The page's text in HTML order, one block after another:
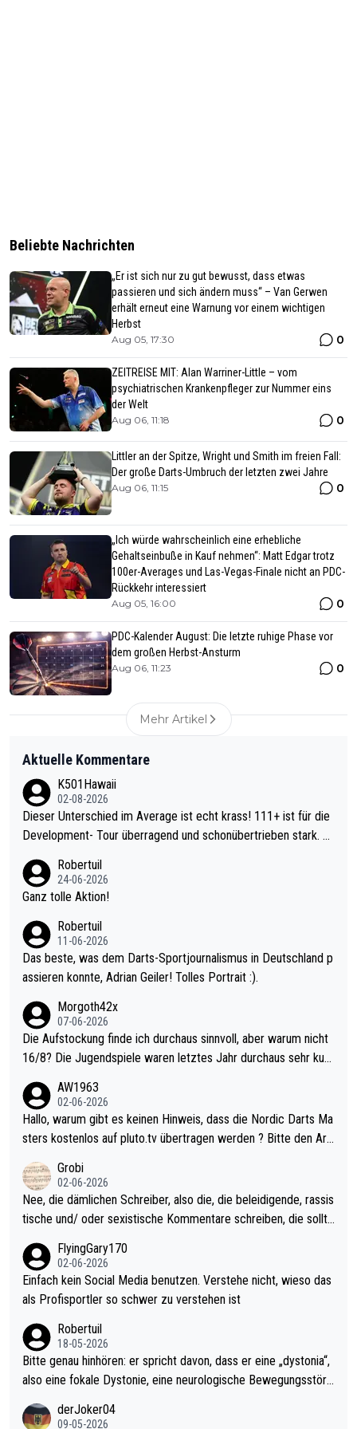
Beliebte Nachrichten
„Er ist sich nur zu gut bewusst, dass etwas
passieren und sich ändern muss“ – Van Gerwen
erhält erneut eine Warnung vor einem wichtigen
Herbst
Aug 05, 17:30 0
ZEITREISE MIT: Alan Warriner-Little – vom
psychiatrischen Krankenpfleger zur Nummer eins
der Welt
Aug 06, 11:18 0
Littler an der Spitze, Wright und Smith im freien Fall:
Der große Darts-Umbruch der letzten zwei Jahre
Aug 06, 11:15 0
„Ich würde wahrscheinlich eine erhebliche
Gehaltseinbuße in Kauf nehmen“: Matt Edgar trotz
100er-Averages und Las-Vegas-Finale nicht an PDC-
Rückkehr interessiert
Aug 05, 16:00 0
PDC-Kalender August: Die letzte ruhige Phase vor
dem großen Herbst-Ansturm
Aug 06, 11:23 0
Mehr Artikel
Aktuelle Kommentare
K501Hawaii
02-08-2026
Dieser Unterschied im Average ist echt krass! 111+ ist für die
Development- Tour überragend und schonübertrieben stark. U
mal 40+ erst recht. Da gewinnst keinen Blumentopf - ist ja noc
h krasser wie ein Pokalspiel eines Kreisligisten vs einem Bund
Robertuil
24-06-2026
Ganz tolle Aktion!
Robertuil
11-06-2026
Das beste, was dem Darts-Sportjournalismus in Deutschland p
assieren konnte, Adrian Geiler! Tolles Portrait :).
Morgoth42x
07-06-2026
Die Aufstockung finde ich durchaus sinnvoll, aber warum nicht
16/8? Die Jugendspiele waren letztes Jahr durchaus sehr kurz
Allerdings ist Mitchell Lawrie als Nummer 1 der Welt eh qualifi
ziert. Somit ändert die automatische Qualifikation des Weltmei
sters erstmal nichts. Ich denke sie wollen damit für nächstes J
ohl wenig WDF Turniere spielen. Dies war bei Archie Self letzt
es Jahr der Fall. Er musste als amtierender Weltmeister durch
den Qualifier und ich glaube kaum, dass Mitchel sich das (in Ve
gas) antun würde, wenn er doch eigentlich die PDC-WM als Zi
el hat.
AW1963
02-06-2026
Hallo, warum gibt es keinen Hinweis, dass die Nordic Darts Ma
sters kostenlos auf pluto.tv übertragen werden ? Bitte den Arti
Grobi
02-06-2026
Nee, die dämlichen Schreiber, also die, die beleidigende, rassis
tische und/ oder sexistische Kommentare schreiben, die sollte
s Leben in den Griff kriegen. Nur eins wundert mich: Luke Little
r war doch neulich erst derjenige, der über Social Media GvV p
rovoziert hat. Und Littlers Mutter schießt öfters mal gegen Ric
FlyingGary170
02-06-2026
Einfach kein Social Media benutzen. Verstehe nicht, wieso das
als Profisportler so schwer zu verstehen ist
Robertuil
18-05-2026
Bitte genau hinhören: er spricht davon, dass er eine „dystonia“,
also eine fokale Dystonie, eine neurologische Bewegungsstöru
erden, im Arm hat. Und, dass Medikamente ihm helfen! Ich glau
derJoker04
09-05-2026